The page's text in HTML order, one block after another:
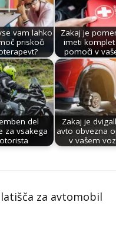
vam lahko
priskoči
Zakaj je
imeti
pomoči v
del
za vsakega
Zakaj je
avto obvezna
v vašem
za avtomobil